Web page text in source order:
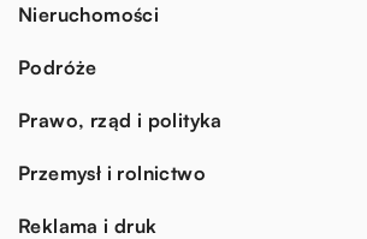
Nieruchomości
Podróże
Prawo, rząd i polityka
Przemysł i rolnictwo
Reklama i druk